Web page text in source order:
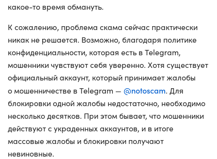
какое-то время обмануть.
К сожалению, проблема скама сейчас практически
никак не решается. Возможно, благодаря политике
конфиденциальности, которая есть в Telegram,
мошенники чувствуют себя уверенно. Хотя существует
официальный аккаунт, который принимает жалобы
о мошенничестве в Telegram — @notoscam. Для
блокировки одной жалобы недостаточно, необходимо
несколько десятков. При этом бывает, что мошенники
действуют с украденных аккаунтов, и в итоге
массовые жалобы и блокировки получают
невиновные.